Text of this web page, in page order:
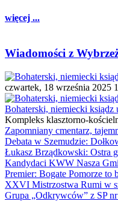
więcej ...
Wiadomości z
czwartek, 18 września 2025
Bohaterski, niemiecki
Kompleks klasztorno-
Zapomniany cmentarz,
Debata w Szemudzie:
Łukasz Brządkowski: Ostra
Kandydaci KWW Nasza
Premier: Bogate Pomorze to
XXVI Mistrzostwa Rumi w
Grupa „Odkrywców” z SP